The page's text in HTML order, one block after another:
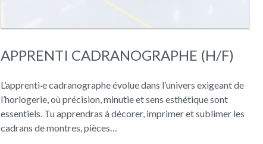
APPRENTI CADRANOGRAPHE (H/F)
L’apprenti·e cadranographe évolue dans l’univers exigeant de
l’horlogerie, où précision, minutie et sens esthétique sont
essentiels. Tu apprendras à décorer, imprimer et sublimer les
cadrans de montres, pièces…